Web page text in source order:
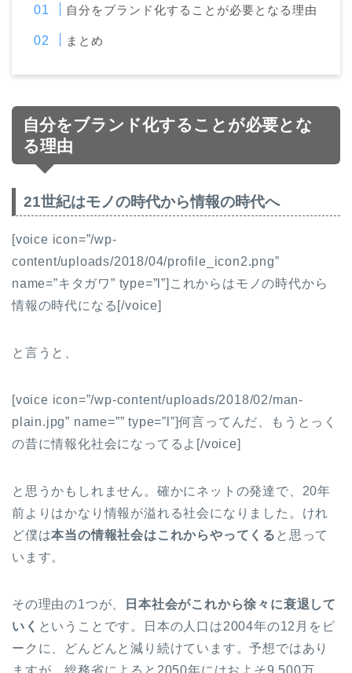
自分をブランド化することが必要となる理由
まとめ
自分をブランド化することが必要とな
る理由
21世紀はモノの時代から情報の時代へ
[voice icon=”/wp-
content/uploads/2018/04/profile_icon2.png”
name=”キタガワ” type=”l”]これからはモノの時代から
情報の時代になる[/voice]
と言うと、
[voice icon=”/wp-content/uploads/2018/02/man-
plain.jpg” name=”” type=”l”]何言ってんだ、もうとっく
の昔に情報化社会になってるよ[/voice]
と思うかもしれません。確かにネットの発達で、20年
前よりはかなり情報が溢れる社会になりました。けれ
ど僕は本当の情報社会はこれからやってくる と思って
います。
その理由の1つが、
日本社会がこれから徐々に衰退して
いく ということです。日本の人口は2004年の12月をピ
ークに、どんどんと減り続けています。予想ではあり
ますが、総務省によると2050年にはおよそ9,500万